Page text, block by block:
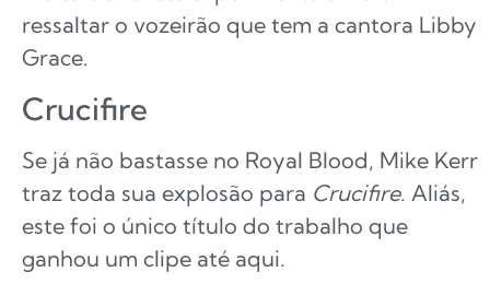
ressaltar o vozeirão que tem a cantora Libby
Grace.
Crucifire
Se já não bastasse no Royal Blood, Mike Kerr
traz toda sua explosão para Crucifire. Aliás,
este foi o único título do trabalho que
ganhou um clipe até aqui.